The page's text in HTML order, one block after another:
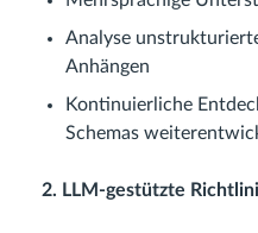
Analyse
Anhängen
Kontinuierliche
Schemas
2. LLM-gestützte